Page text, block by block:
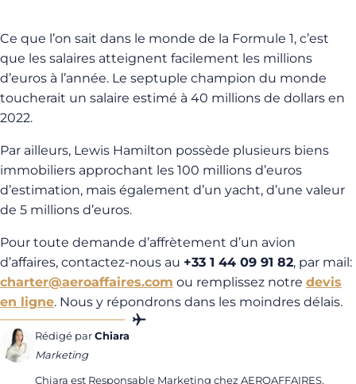
Ce que l’on sait dans le monde de la Formule 1, c’est
que les salaires atteignent facilement les millions
d’euros à l’année. Le septuple champion du monde
toucherait un salaire estimé à 40 millions de dollars en
2022.
Par ailleurs, Lewis Hamilton possède plusieurs biens
immobiliers approchant les 100 millions d’euros
d’estimation, mais également d’un yacht, d’une valeur
de 5 millions d’euros.
Pour toute demande d’affrètement d’un avion
d’affaires, contactez-nous au +33 1 44 09 91 82, par mail:
charter@aeroaffaires.com ou remplissez notre devis
en ligne. Nous y répondrons dans les moindres délais.
Rédigé parChiara
Marketing
Chiara est Responsable Marketing chez AEROAFFAIRES.